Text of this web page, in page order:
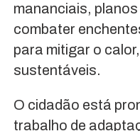
mananciais,
combater
para mitigar o
sustentáveis.
O cidadão está
trabalho de